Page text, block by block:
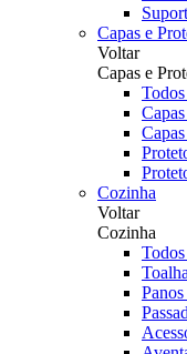
Capas e
Voltar
Capas e
Cozinha
Voltar
Cozinha